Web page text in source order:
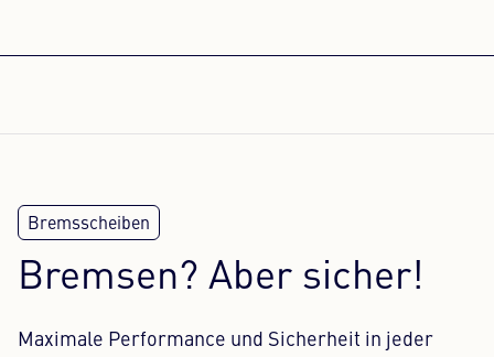
Bremsen? Aber sicher!
Maximale Performance und Sicherheit in jeder